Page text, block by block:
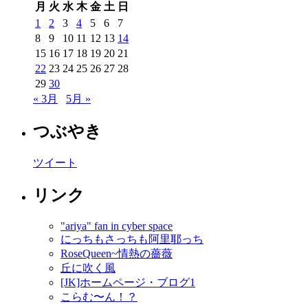
月 火 水 木 金 土 日
1
2 3 4 5 6
7
8
9 10 11 12 13 14
15 16 17 18 19 20 21
22 23 24 25 26 27 28
29 30
« 3月
5月 »
つぶやき
ツイート
リンク
"ariya" fan in cyber space
にっちもさっちも阿里耶っち
RoseQueen~情熱の薔薇
丘に吹く風
[JK]ホームページ・ブログ1
こらむ〜ん！？